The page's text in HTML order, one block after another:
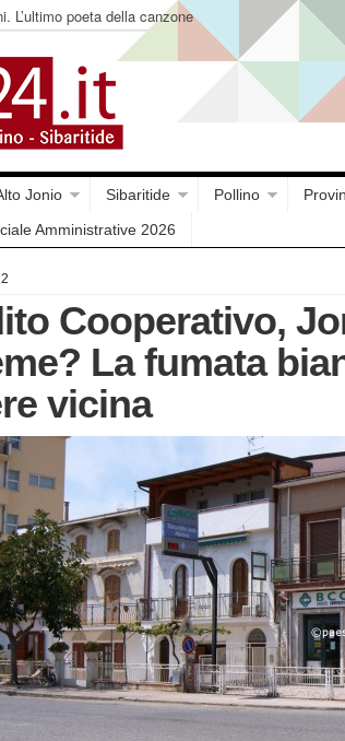
L’ultimo poeta della canzone
Jonio Sibaritide Pollino
Amministrative 2026
Cooperativo,
La fumata
vicina